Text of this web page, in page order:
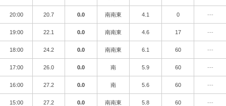
20:00 20.7 0.0 南南東 4.1 0 ---
19:00 22.1 0.0 南南東 4.6 17 ---
18:00 24.2 0.0 南南東 6.1 60 ---
17:00 26.0 0.0 南 5.9 60 ---
16:00 27.2 0.0 南 5.6 60 ---
15:00 27.2 0.0 南南東 5.8 60 ---